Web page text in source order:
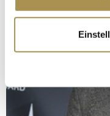
Informationen
erfassen, welche
bestimmten